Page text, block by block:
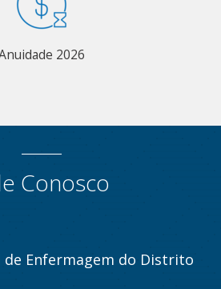
2026
Conosco
de Enfermagem do Distrito